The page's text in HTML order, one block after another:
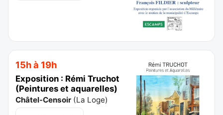
15h à 19h
Exposition : Rémi Truchot
(Peintures et aquarelles)
Châtel-Censoir (La Loge)